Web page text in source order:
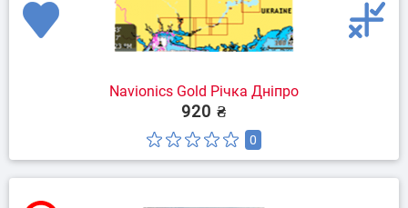
Navionics Gold Річка Дніпро
920 ₴
0